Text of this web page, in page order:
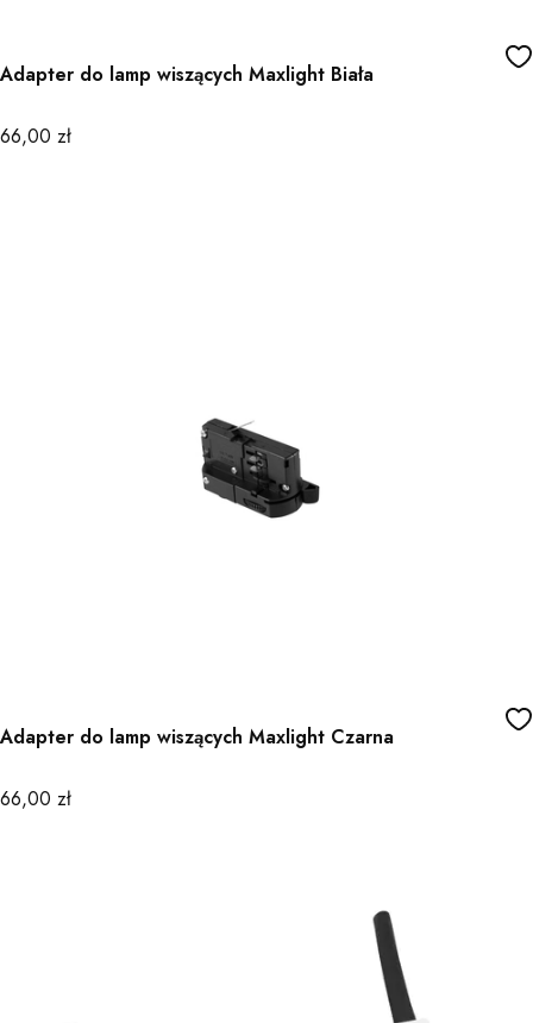
Adapter do lamp wiszących Maxlight Biała
Cena
66,00 zł
Adapter do lamp wiszących Maxlight Czarna
Cena
66,00 zł